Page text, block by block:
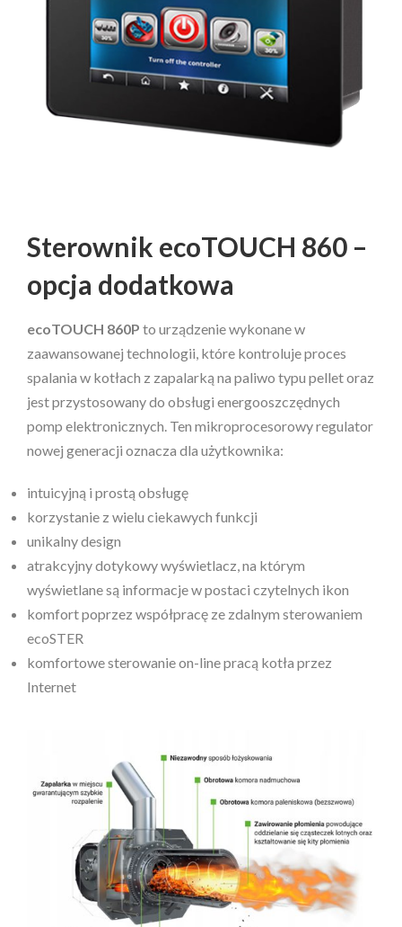
Sterownik ecoTOUCH 860 –
opcja dodatkowa
ecoTOUCH 860P to urządzenie wykonane w
zaawansowanej technologii, które kontroluje proces
spalania w kotłach z zapalarką na paliwo typu pellet oraz
jest przystosowany do obsługi energooszczędnych
pomp elektronicznych. Ten mikroprocesorowy regulator
nowej generacji oznacza dla użytkownika:
intuicyjną i prostą obsługę
korzystanie z wielu ciekawych funkcji
unikalny design
atrakcyjny dotykowy wyświetlacz, na którym
wyświetlane są informacje w postaci czytelnych ikon
komfort poprzez współpracę ze zdalnym sterowaniem
ecoSTER
komfortowe sterowanie on-line pracą kotła przez
Internet